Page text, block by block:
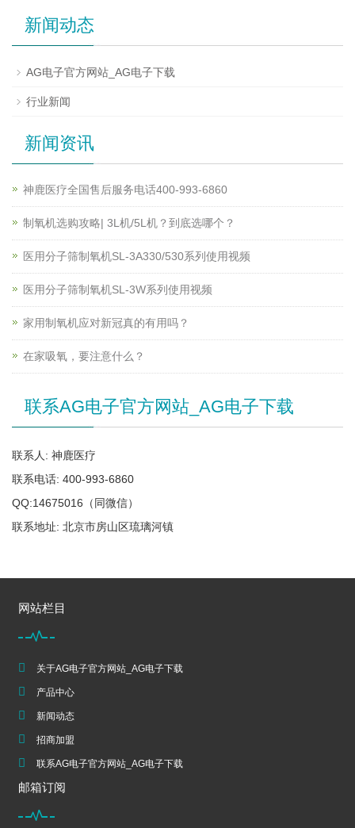
新闻动态
AG电子官方网站_AG电子下载
行业新闻
新闻资讯
神鹿医疗全国售后服务电话400-993-6860
制氧机选购攻略| 3L机/5L机？到底选哪个？
医用分子筛制氧机SL-3A330/530系列使用视频
医用分子筛制氧机SL-3W系列使用视频
家用制氧机应对新冠真的有用吗？
在家吸氧，要注意什么？
联系AG电子官方网站_AG电子下载
联系人: 神鹿医疗
联系电话: 400-993-6860
QQ:14675016（同微信）
联系地址: 北京市房山区琉璃河镇
网站栏目
关于AG电子官方网站_AG电子下载
产品中心
新闻动态
招商加盟
联系AG电子官方网站_AG电子下载
邮箱订阅